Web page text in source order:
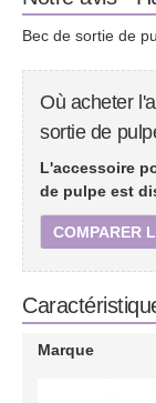
Bec de sortie de
Où acheter
sortie de
L'accessoire
de pulpe est
COMPARER
Marque